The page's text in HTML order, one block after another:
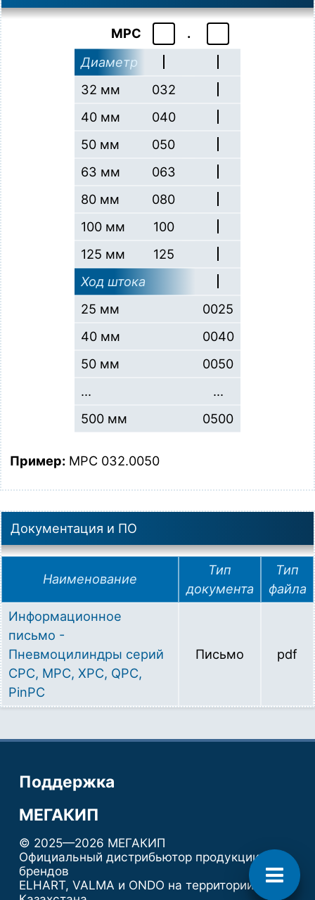
MPC
.
Диаметр
32 мм
032
40 мм
040
50 мм
050
63 мм
063
80 мм
080
100 мм
100
125 мм
125
Ход штока
25 мм
0025
40 мм
0040
50 мм
0050
...
...
500 мм
0500
Пример: MPC 032.0050
Документация и ПО
Наименование
Тип
документа
Тип
файла
Информационное
письмо -
Пневмоцилиндры серий
CPC, MPC, XPC, QPC,
PinPC
Письмо pdf
© 2025—2026 МЕГАКИП
Официальный дистрибьютор продукции
брендов
ELHART, VALMA и ONDO на территории
МЕГАКИП
Поддержка